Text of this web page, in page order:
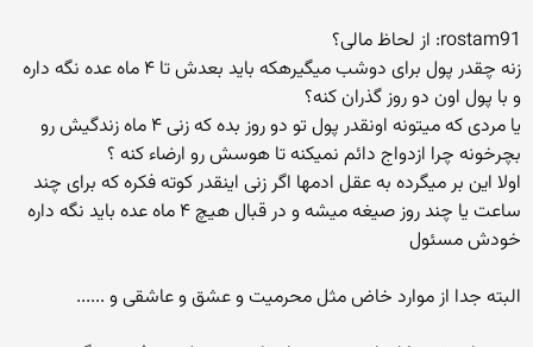
rostam91: از لحاظ مالی؟
زنه چقدر پول برای دوشب میگیرهکه باید بعدش تا ۴ ماه عده نگه داره
و با پول اون دو روز گذران کنه؟
یا مردی که میتونه اونقدر پول تو دو روز بده که زنی ۴ ماه زندگیش رو
بچرخونه چرا ازدواج دائم نمیکنه تا هوسش رو ارضاء کنه ؟
اولا این بر میگرده به عقل ادمها اگر زنی اینقدر کوته فکره که برای چند
ساعت یا چند روز صیغه میشه و در قبال هیچ ۴ ماه عده باید نگه داره
خودش مسئول
البته جدا از موارد خاض مثل محرمیت و عشق و عاشقی و ......